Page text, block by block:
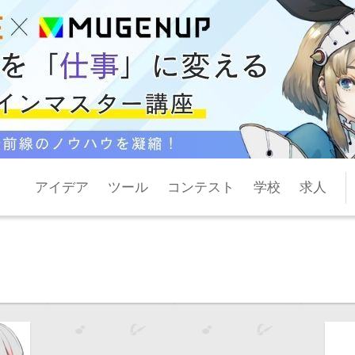
アイデア ツール コンテスト 学校 求人